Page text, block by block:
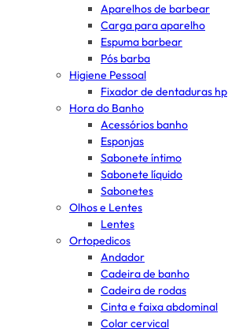
Aparelhos de barbear
Carga para aparelho
Espuma barbear
Pós barba
Higiene Pessoal
Fixador de dentaduras hp
Hora do Banho
Acessórios banho
Esponjas
Sabonete íntimo
Sabonete líquido
Sabonetes
Olhos e Lentes
Lentes
Ortopedicos
Andador
Cadeira de banho
Cadeira de rodas
Cinta e faixa abdominal
Colar cervical